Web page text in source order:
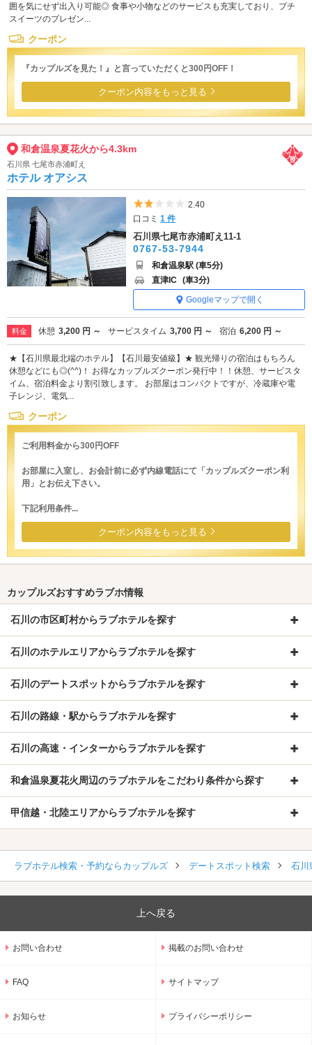
囲を気にせず出入り可能◎ 食事や小物などのサービスも充実しており、プチ
スイーツのプレゼン...
クーポン
『カップルズを見た！』と言っていただくと300円OFF！
クーポン内容をもっと見る
和倉温泉夏花火から4.3km
石川県 七尾市赤浦町え
ホテル オアシス
5つ星のうち2
2.40
口コミ1 件
石川県七尾市赤浦町え11-1
0767-53-7944
和倉温泉駅 (車5分)
直津IC (車3分)
Googleマップで開く
料金 休憩 3,200 円 ～ サービスタイム 3,700 円 ～ 宿泊 6,200 円 ～
★【石川県最北端のホテル】【石川最安値級】★ 観光帰りの宿泊はもちろん
休憩などにも◎(^^)！ お得なカップルズクーポン発行中！！休憩、サービスタ
イム、宿泊料金より割引致します。 お部屋はコンパクトですが、冷蔵庫や電
子レンジ、電気...
クーポン
ご利用料金から300円OFF
お部屋に入室し、お会計前に必ず内線電話にて「カップルズクーポン利
用」とお伝え下さい。
下記利用条件...
クーポン内容をもっと見る
カップルズおすすめラブホ情報
石川の市区町村からラブホテルを探す
石川のホテルエリアからラブホテルを探す
石川のデートスポットからラブホテルを探す
石川の路線・駅からラブホテルを探す
石川の高速・インターからラブホテルを探す
和倉温泉夏花火周辺のラブホテルをこだわり条件から探す
甲信越・北陸エリアからラブホテルを探す
ラブホテル検索・予約ならカップルズ デートスポット検索 石川
上へ戻る
お問い合わせ 掲載のお問い合わせ
FAQ サイトマップ
お知らせ プライバシーポリシー